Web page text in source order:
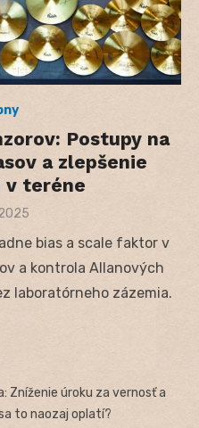
Postupy na
a zlepšenie
v teréne
bias a scale faktor v
a kontrola Allanových
laboratórneho zázemia.
Zníženie úroku za vernosť a
to naozaj oplatí?